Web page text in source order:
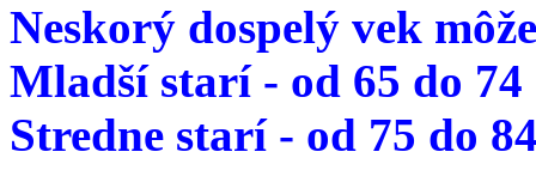
Neskorý dospelý vek
Mladší starí - od 65 do
Stredne starí - od 75 do